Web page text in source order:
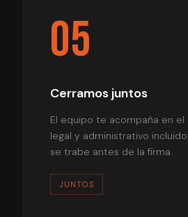
05
Cerramos juntos
El equipo te acompaña en
legal y administrativo
se trabe antes de la firma.
JUNTOS